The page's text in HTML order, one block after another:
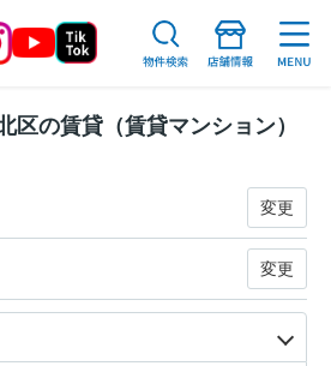
区の賃貸（賃貸マンション）
変更
変更